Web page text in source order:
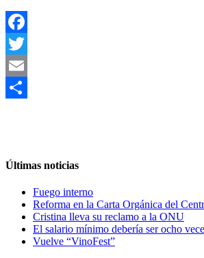
Facebook
Twitter
Email
Últimas noticias
Fuego interno
Reforma en la Carta Orgánica del
Cristina lleva su reclamo a la ONU
El salario mínimo debería ser ocho
Vuelve “VinoFest”